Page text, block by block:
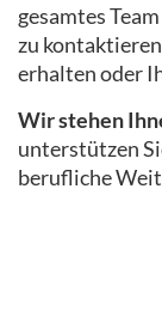
gesamtes
zu
erhalten oder
Wir stehen
unterstützen
berufliche